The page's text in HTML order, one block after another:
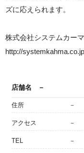
ズに応えられます。
株式会社システムカーマ
http://
店舗名 －
住所 －
アクセス －
TEL －